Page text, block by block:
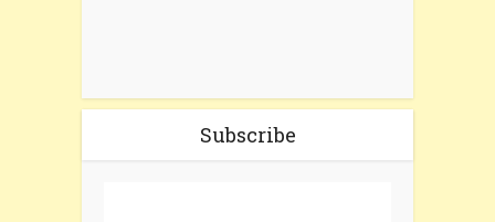
Subscribe